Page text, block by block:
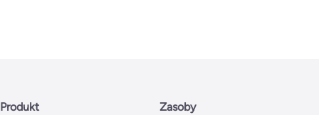
Produkt Zasoby